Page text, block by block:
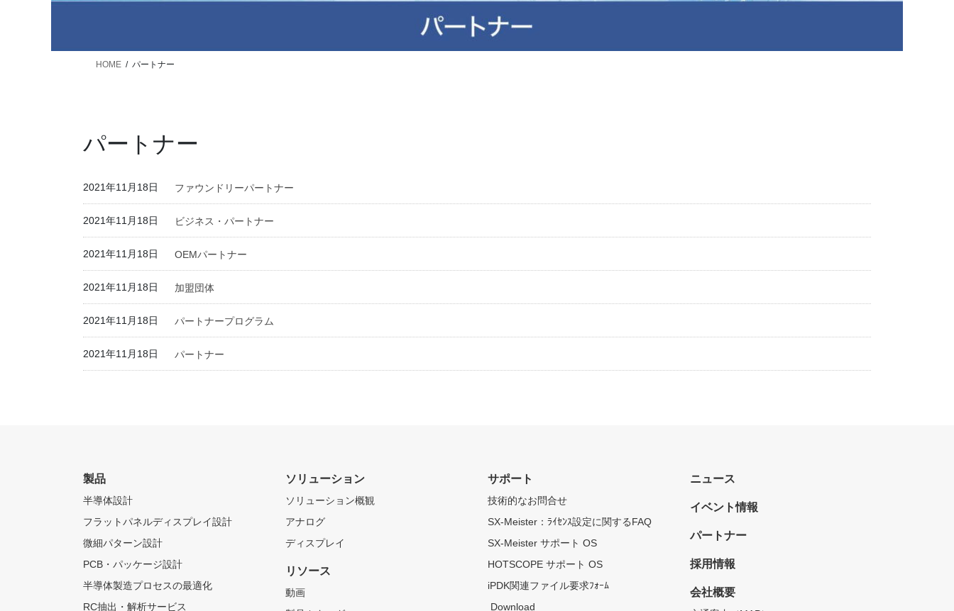
HOME パートナー
パートナー
2021年11月18日 ファウンドリーパートナー
2021年11月18日 ビジネス・パートナー
2021年11月18日 OEMパートナー
2021年11月18日 加盟団体
2021年11月18日 パートナープログラム
2021年11月18日 パートナー
製品
半導体設計
フラットパネルディスプレイ設計
微細パターン設計
PCB・パッケージ設計
半導体製造プロセスの最適化
RC抽出・解析サービス
ソリューション
ソリューション概観
アナログ
ディスプレイ
リソース
動画
サポート
技術的なお問合せ
SX-Meister：ﾗｲｾﾝｽ設定に関するFAQ
SX-Meister サポート OS
HOTSCOPE サポート OS
iPDK関連ファイル要求ﾌｫｰﾑ
Download
ニュース
イベント情報
パートナー
採用情報
会社概要